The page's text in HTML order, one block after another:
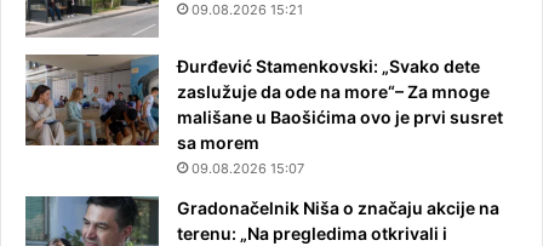
09.08.2026 15:21
Đurđević Stamenkovski: „Svako dete
zaslužuje da ode na more“– Za mnoge
mališane u Baošićima ovo je prvi susret
sa morem
09.08.2026 15:07
Gradonačelnik Niša o značaju akcije na
terenu: „Na pregledima otkrivali i